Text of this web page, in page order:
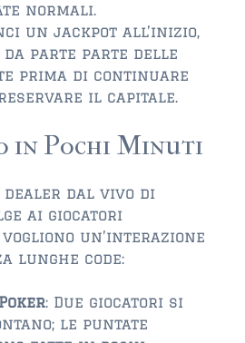
normali.
un jackpot all’inizio,
da parte parte delle
prima di continuare
il capitale.
in Pochi Minuti
dealer dal vivo di
ai giocatori
un’interazione
lunghe code:
: Due giocatori si
le puntate